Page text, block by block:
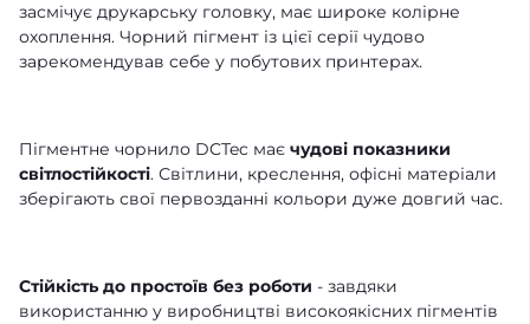
засмічує друкарську головку, має широке колірне
охоплення. Чорний пігмент із цієї серії чудово
зарекомендував себе у побутових принтерах.
Пігментне чорнило DCTec має чудові показники
світлостійкості. Світлини, креслення, офісні матеріали
зберігають свої первозданні кольори дуже довгий час.
Стійкість до простоїв без роботи - завдяки
використанню у виробництві високоякісних пігментів